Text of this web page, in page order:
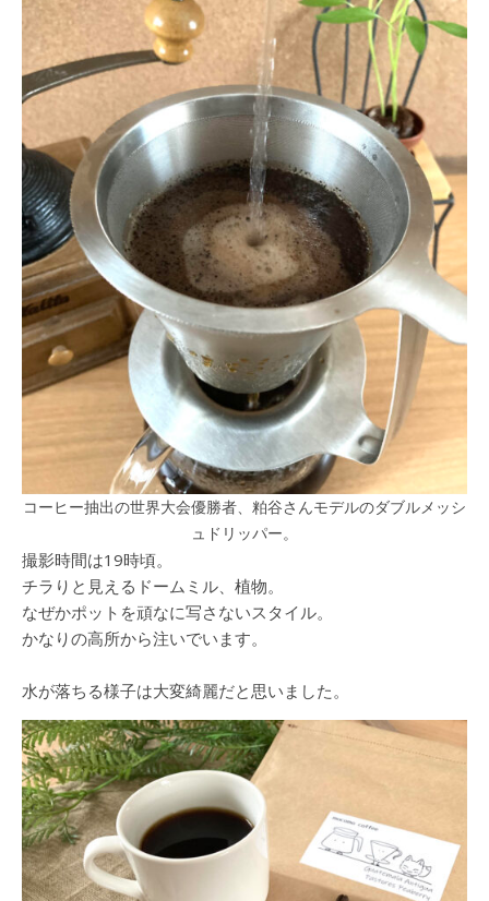
コーヒー抽出の世界大会優勝者、粕谷さんモデルのダブルメッシ
ュドリッパー。
撮影時間は19時頃。
チラりと見えるドームミル、植物。
なぜかポットを頑なに写さないスタイル。
かなりの高所から注いでいます。
水が落ちる様子は大変綺麗だと思いました。